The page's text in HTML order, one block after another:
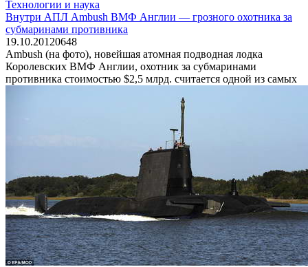
Технологии и наука
Внутри АПЛ Ambush ВМФ Англии — грозного охотника за
субмаринами противника
19.10.20120648
Ambush (на фото), новейшая атомная подводная лодка
Королевских ВМФ Англии, охотник за субмаринами
противника стоимостью $2,5 млрд. считается одной из самых